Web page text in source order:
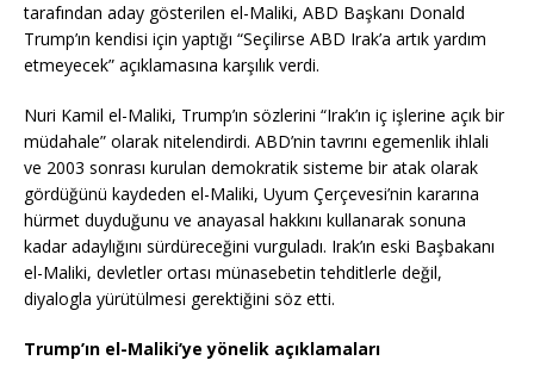
tarafından aday gösterilen el-Maliki, ABD Başkanı Donald
Trump’ın kendisi için yaptığı “Seçilirse ABD Irak’a artık yardım
etmeyecek” açıklamasına karşılık verdi.
Nuri Kamil el-Maliki, Trump’ın sözlerini “Irak’ın iç işlerine açık bir
müdahale” olarak nitelendirdi. ABD’nin tavrını egemenlik ihlali
ve 2003 sonrası kurulan demokratik sisteme bir atak olarak
gördüğünü kaydeden el-Maliki, Uyum Çerçevesi’nin kararına
hürmet duyduğunu ve anayasal hakkını kullanarak sonuna
kadar adaylığını sürdüreceğini vurguladı. Irak’ın eski Başbakanı
el-Maliki, devletler ortası münasebetin tehditlerle değil,
diyalogla yürütülmesi gerektiğini söz etti.
Trump’ın el-Maliki’ye yönelik açıklamaları